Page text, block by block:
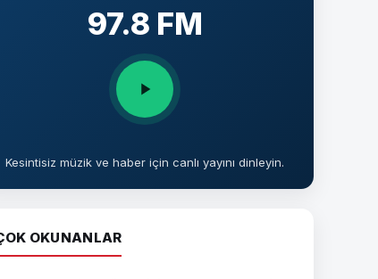
97.8 FM
Kesintisiz müzik ve haber için canlı yayını dinleyin.
OKUNANLAR